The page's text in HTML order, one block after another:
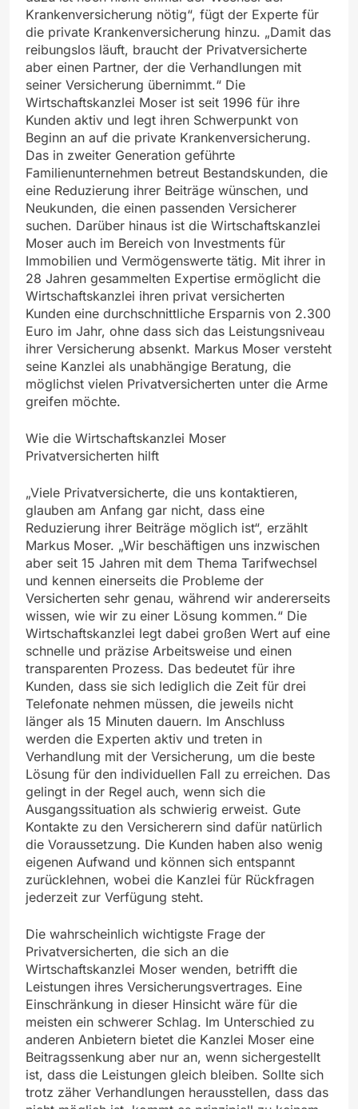
Krankenversicherung nötig“, fügt der Experte für
die private Krankenversicherung hinzu. „Damit das
reibungslos läuft, braucht der Privatversicherte
aber einen Partner, der die Verhandlungen mit
seiner Versicherung übernimmt.“ Die
Wirtschaftskanzlei Moser ist seit 1996 für ihre
Kunden aktiv und legt ihren Schwerpunkt von
Beginn an auf die private Krankenversicherung.
Das in zweiter Generation geführte
Familienunternehmen betreut Bestandskunden, die
eine Reduzierung ihrer Beiträge wünschen, und
Neukunden, die einen passenden Versicherer
suchen. Darüber hinaus ist die Wirtschaftskanzlei
Moser auch im Bereich von Investments für
Immobilien und Vermögenswerte tätig. Mit ihrer in
28 Jahren gesammelten Expertise ermöglicht die
Wirtschaftskanzlei ihren privat versicherten
Kunden eine durchschnittliche Ersparnis von 2.300
Euro im Jahr, ohne dass sich das Leistungsniveau
ihrer Versicherung absenkt. Markus Moser versteht
seine Kanzlei als unabhängige Beratung, die
möglichst vielen Privatversicherten unter die Arme
greifen möchte.
Wie die Wirtschaftskanzlei Moser
Privatversicherten hilft
„Viele Privatversicherte, die uns kontaktieren,
glauben am Anfang gar nicht, dass eine
Reduzierung ihrer Beiträge möglich ist“, erzählt
Markus Moser. „Wir beschäftigen uns inzwischen
aber seit 15 Jahren mit dem Thema Tarifwechsel
und kennen einerseits die Probleme der
Versicherten sehr genau, während wir andererseits
wissen, wie wir zu einer Lösung kommen.“ Die
Wirtschaftskanzlei legt dabei großen Wert auf eine
schnelle und präzise Arbeitsweise und einen
transparenten Prozess. Das bedeutet für ihre
Kunden, dass sie sich lediglich die Zeit für drei
Telefonate nehmen müssen, die jeweils nicht
länger als 15 Minuten dauern. Im Anschluss
werden die Experten aktiv und treten in
Verhandlung mit der Versicherung, um die beste
Lösung für den individuellen Fall zu erreichen. Das
gelingt in der Regel auch, wenn sich die
Ausgangssituation als schwierig erweist. Gute
Kontakte zu den Versicherern sind dafür natürlich
die Voraussetzung. Die Kunden haben also wenig
eigenen Aufwand und können sich entspannt
zurücklehnen, wobei die Kanzlei für Rückfragen
jederzeit zur Verfügung steht.
Die wahrscheinlich wichtigste Frage der
Privatversicherten, die sich an die
Wirtschaftskanzlei Moser wenden, betrifft die
Leistungen ihres Versicherungsvertrages. Eine
Einschränkung in dieser Hinsicht wäre für die
meisten ein schwerer Schlag. Im Unterschied zu
anderen Anbietern bietet die Kanzlei Moser eine
Beitragssenkung aber nur an, wenn sichergestellt
ist, dass die Leistungen gleich bleiben. Sollte sich
trotz zäher Verhandlungen herausstellen, dass das